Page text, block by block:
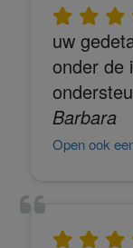
uw
onder de
Barbara
Open ook